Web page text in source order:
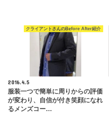
クライアントさんのBefore After紹介
2016.4.5
服装一つで簡単に周りからの評価
が変わり、自信が付き笑顔になれ
るメンズコー…